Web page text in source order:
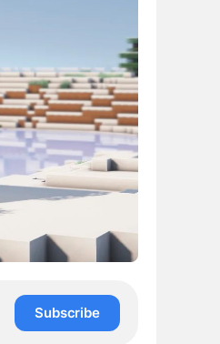
Subscribe